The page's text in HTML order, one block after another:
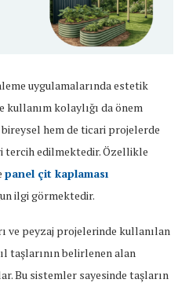
uygulamalarında estetik
kullanım kolaylığı da önem
bireysel hem de ticari projelerde
tercih edilmektedir. Özellikle
panel çit kaplaması
ilgi görmektedir.
ve peyzaj projelerinde kullanılan
taşlarının belirlenen alan
Bu sistemler sayesinde taşların